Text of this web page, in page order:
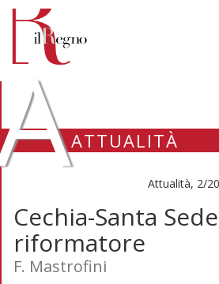
ATTUALITÀ
Attualità, 2/
Cechia-Santa
riformatore
F. Mastrofini